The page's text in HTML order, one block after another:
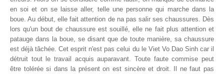
en soi et on se laisse aller, telle une personne qui marche dans la
boue. Au début, elle fait attention de na pas salir ses chaussures. Dès
lors qu'un bout de chaussure est souillé, elle ne fait plus attention et
patauge dans la boue, se disant que de toute manière, sa chaussure
est déjà tâchée. Cet esprit n'est pas celui du le Viet Vo Dao Sinh car il
détruit tout le travail acquis auparavant. Toute faute commise peut
être tolérée si dans la présent on est sincère et droit. Il ne faut pas